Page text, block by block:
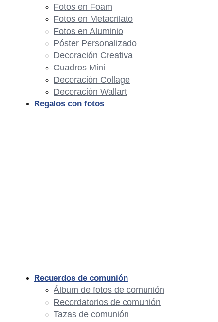
Fotos en Foam
Fotos en Metacrilato
Fotos en Aluminio
Póster Personalizado
Decoración Creativa
Cuadros Mini
Decoración Collage
Decoración Wallart
Regalos con fotos
Recuerdos de comunión
Álbum de fotos de comunión
Recordatorios de comunión
Tazas de comunión